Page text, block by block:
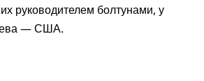
руководителем болтунами, у
— США.